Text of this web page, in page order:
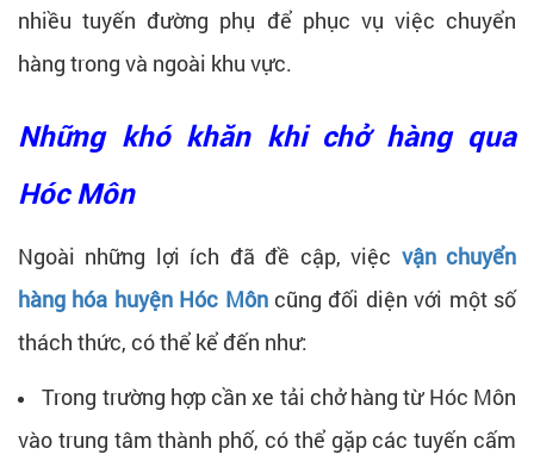
nhiều tuyến đường phụ để phục vụ việc chuyển
hàng trong và ngoài khu vực.
Những khó khăn khi chở hàng qua
Hóc Môn
Ngoài những lợi ích đã đề cập, việc vận chuyển
hàng hóa huyện Hóc Môncũng đối diện với một số
thách thức, có thể kể đến như:
Trong trường hợp cần xe tải chở hàng từ Hóc Môn
vào trung tâm thành phố, có thể gặp các tuyến cấm